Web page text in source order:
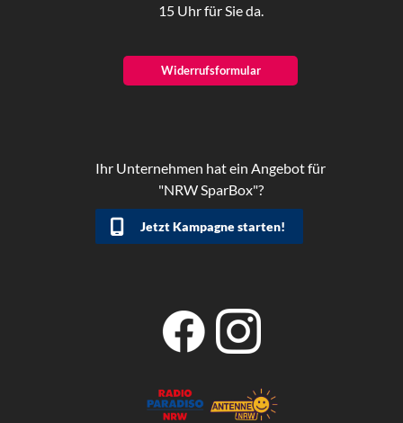
15 Uhr für Sie da.
Widerrufsformular
Ihr Unternehmen hat ein Angebot für
"NRW SparBox"?
Jetzt Kampagne starten!